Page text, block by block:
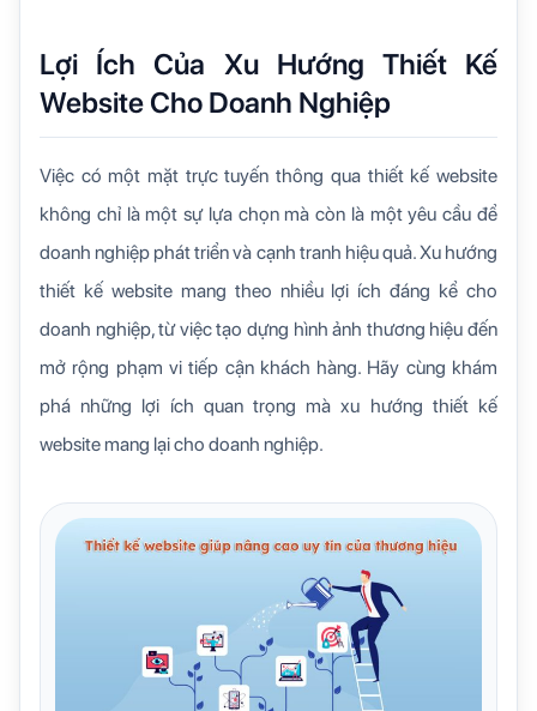
Lợi Ích Của Xu Hướng Thiết Kế
Website Cho Doanh Nghiệp
Việc có một mặt trực tuyến thông qua thiết kế website
không chỉ là một sự lựa chọn mà còn là một yêu cầu để
doanh nghiệp phát triển và cạnh tranh hiệu quả. Xu hướng
thiết kế website mang theo nhiều lợi ích đáng kể cho
doanh nghiệp, từ việc tạo dựng hình ảnh thương hiệu đến
mở rộng phạm vi tiếp cận khách hàng. Hãy cùng khám
phá những lợi ích quan trọng mà xu hướng thiết kế
website mang lại cho doanh nghiệp.